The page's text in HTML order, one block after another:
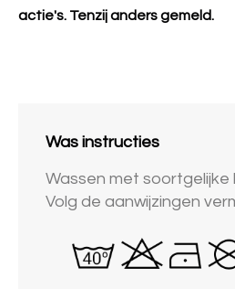
actie's. Tenzij anders gemeld.
Was instructies
Wassen met soortgelijke
Volg de aanwijzingen